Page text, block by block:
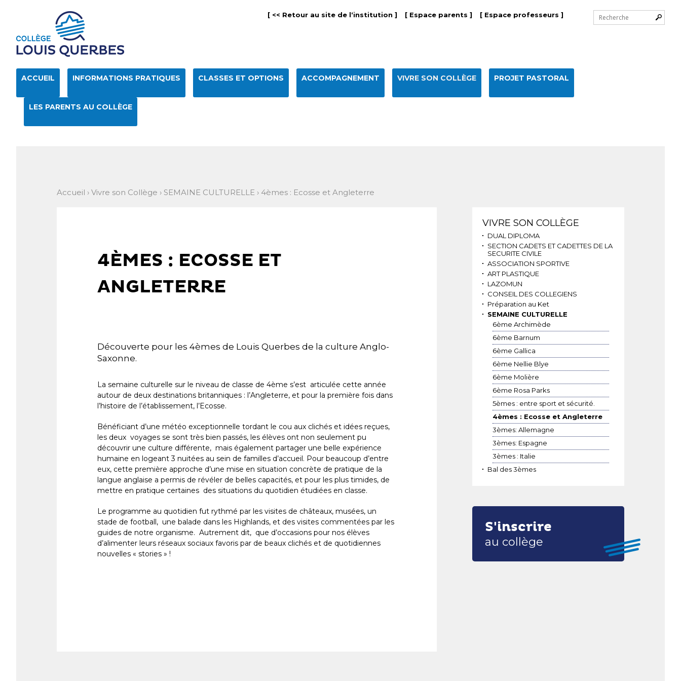
navigation
[ << Retour au site de l‘institution ] [ Espace parents ] [ Espace professeurs ]
ACCUEIL INFORMATIONS PRATIQUES CLASSES ET OPTIONS ACCOMPAGNEMENT VIVRE SON COLLÈGE PROJET PASTORAL
LES PARENTS AU COLLÈGE
Chercher par
Accueil › Vivre son Collège › SEMAINE CULTURELLE › 4èmes : Ecosse et Angleterre
4ÈMES : ECOSSE ET
ANGLETERRE
Découverte pour les 4èmes de Louis Querbes de la culture Anglo-
Saxonne.
La semaine culturelle sur le niveau de classe de 4ème s’est articulée cette année
autour de deux destinations britanniques : l’Angleterre, et pour la première fois dans
l’histoire de l’établissement, l’Ecosse.
Bénéficiant d’une météo exceptionnelle tordant le cou aux clichés et idées reçues,
les deux voyages se sont très bien passés, les élèves ont non seulement pu
découvrir une culture différente, mais également partager une belle expérience
humaine en logeant 3 nuitées au sein de familles d’accueil. Pour beaucoup d’entre
eux, cette première approche d’une mise en situation concrète de pratique de la
langue anglaise a permis de révéler de belles capacités, et pour les plus timides, de
mettre en pratique certaines des situations du quotidien étudiées en classe.
Le programme au quotidien fut rythmé par les visites de châteaux, musées, un
stade de football, une balade dans les Highlands, et des visites commentées par les
guides de notre organisme. Autrement dit, que d’occasions pour nos élèves
d’alimenter leurs réseaux sociaux favoris par de beaux clichés et de quotidiennes
nouvelles « stories » !
Navigation
VIVRE SON COLLÈGE
DUAL DIPLOMA
SECTION CADETS ET CADETTES DE LA
SECURITE CIVILE
ASSOCIATION SPORTIVE
ART PLASTIQUE
LAZOMUN
CONSEIL DES COLLEGIENS
Préparation au Ket
SEMAINE CULTURELLE
6ème Archimède
6ème Barnum
6ème Gallica
6ème Nellie Blye
6ème Molière
6ème Rosa Parks
5èmes : entre sport et sécurité.
4èmes : Ecosse et Angleterre
3èmes: Allemagne
3èmes: Espagne
3èmes : Italie
Bal des 3èmes
S'inscrire
au collège